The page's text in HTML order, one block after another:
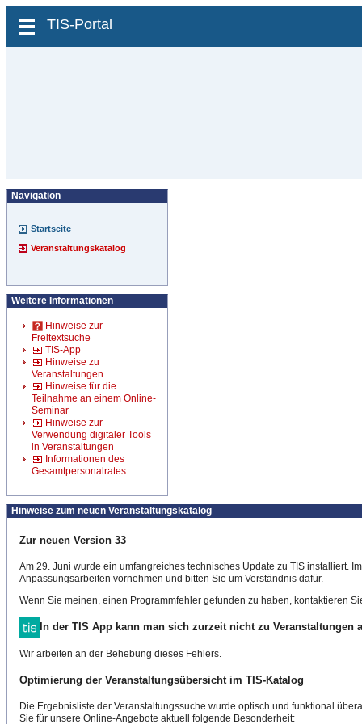
zum Inhalt wechseln
TIS-Portal
Navigation
Startseite
Veranstaltungskatalog
Weitere Informationen
Hinweise zur
Freitextsuche
TIS-App
Hinweise zu
Veranstaltungen
Hinweise für die
Teilnahme an einem Online-
Seminar
Hinweise zur
Verwendung digitaler Tools
in Veranstaltungen
Informationen des
Gesamtpersonalrates
Hinweise zum neuen Veranstaltungskatalog
Zur neuen Version 33
Am 29. Juni wurde ein umfangreiches technisches Update zu TIS installiert.
Anpassungsarbeiten vornehmen und bitten Sie um Verständnis dafür.
Wenn Sie meinen, einen Programmfehler gefunden zu haben, kontaktieren
In der TIS App kann man sich zurzeit nicht zu Veranstaltungen
Wir arbeiten an der Behebung dieses Fehlers.
Optimierung der Veranstaltungsübersicht im TIS-Katalog
Die Ergebnisliste der Veranstaltungssuche wurde optisch und funktional
Sie für unsere Online-Angebote aktuell folgende Besonderheit: